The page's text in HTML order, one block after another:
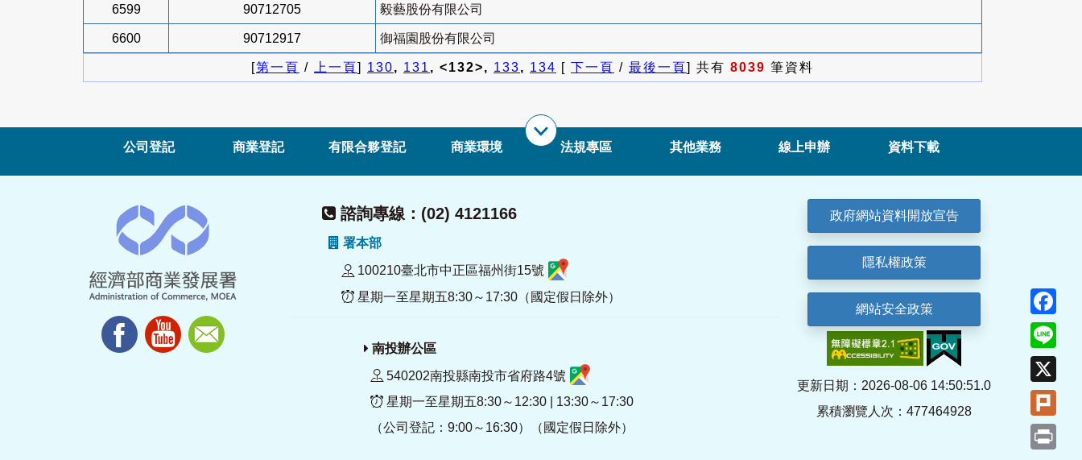
6599 90712705 毅藝股份有限公司
6600 90712917 御福園股份有限公司
[第一頁 / 上一頁] 130, 131, <132>, 133, 134 [ 下一頁 / 最後一頁] 共有 8039 筆資料
公司登記 商業登記 有限合夥登記 商業環境 法規專區 其他業務 線上申辦 資料下載
諮詢專線：(02) 4121166
署本部
100210臺北市中正區福州街15號
星期一至星期五8:30～17:30（國定假日除外）
南投辦公區
540202南投縣南投市省府路4號
星期一至星期五8:30～12:30 | 13:30～17:30
（公司登記：9:00～16:30）（國定假日除外）
政府網站資料開放宣告
隱私權政策
網站安全政策
更新日期：2026-08-06 14:50:51.0
累積瀏覽人次：477464928